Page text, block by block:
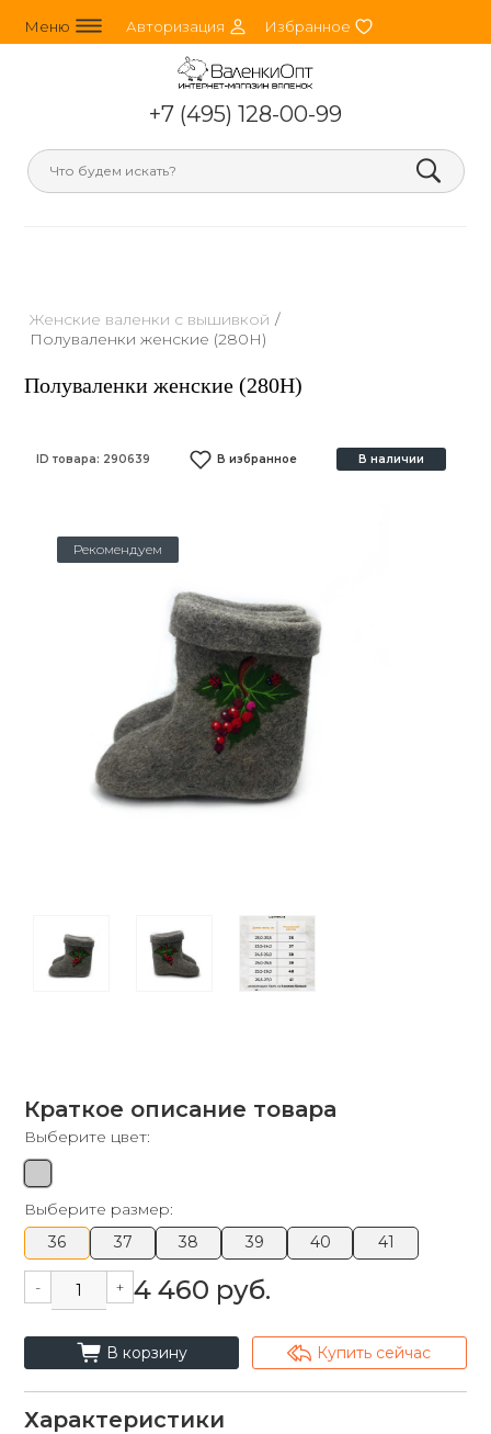
Меню line_horizontal_3 Авторизация person_round Избранное heart
+7 (495) 128-00-99
search
Женские валенки с вышивкой /
Полуваленки женские (280Н)
Полуваленки женские (280Н)
ID товара: 290639 В избранное В наличии
Рекомендуем
Краткое описание товара
Выберите цвет:
Выберите размер:
36
37 38 39 40 41
- + 4 460 руб.
cart_fill В корзину arrowshape_turn_up_left_2 Купить сейчас
Характеристики